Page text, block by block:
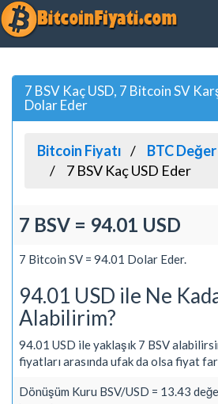
7 BSV Kaç USD, 7 Bitcoin SV
Dolar Eder
Bitcoin Fiyatı
BTC
7 BSV Kaç USD Eder
7 BSV = 94.01 USD
7 Bitcoin SV = 94.01 Dolar Eder.
94.01 USD ile Ne
Alabilirim?
94.01 USD ile yaklaşık 7 BSV
fiyatları arasında ufak da olsa fiyat
Dönüşüm Kuru BSV/USD = 13.43